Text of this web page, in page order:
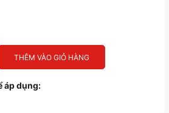
THÊM VÀO GIỎ HÀNG
áp dụng: